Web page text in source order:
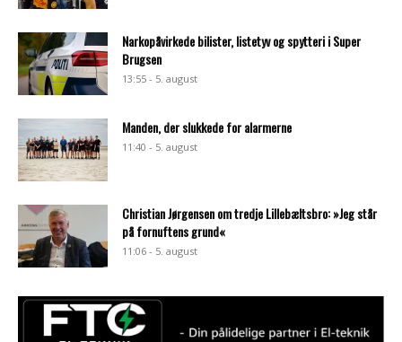
Narkopåvirkede bilister, listetyv og spytteri i Super
Brugsen
13:55 - 5. august
Manden, der slukkede for alarmerne
11:40 - 5. august
Christian Jørgensen om tredje Lillebæltsbro: »Jeg står
på fornuftens grund«
11:06 - 5. august